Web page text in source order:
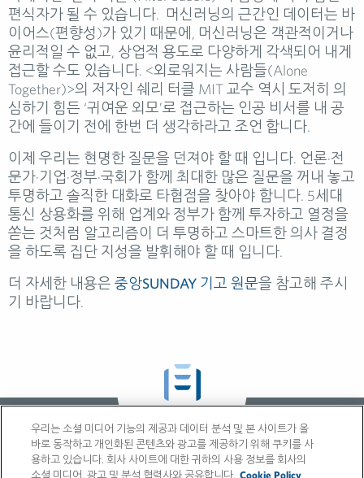
편식자가 될 수 있습니다. 머신러닝의 근간인 데이터는 바
이어스(편향성)가 있기 때문에, 머신러닝은 객관적이거나
윤리적일 수 없고, 상업적 용도로 다양하게 각색되어 내게
접근할 수도 있습니다. <외로워지는 사람들(Alone
Together)>의 저자인 쉐리 터클 MIT 교수 역시 도저히 의
심하기 힘든 ‘귀여운 외모’로 접근하는 인공 비서를 내 공
간에 들이기 전에 한번 더 생각하라고 조언 합니다.
이제 우리는 현명한 질문을 던져야 할 때 입니다. 언론·전
문가·기업·정부·국회가 함께 최대한 많은 질문을 꺼내 놓고
투명하고 솔직한 대화로 타협점을 찾아야 합니다. 5세대
통신 상용화를 위해 업계와 정부가 함께 투자하고 열정을
쏟는 것처럼 알고리즘이 더 투명하고 스마트한 의사 결정
을 하도록 집단 지성을 발휘해야 할 때 입니다.
더 자세한 내용은 중앙SUNDAY 기고 원문을 참고해 주시
기 바랍니다.
우리는 소셜 미디어 기능의 제공과 데이터 분석 및 본 사이트가 올
바로 동작하고 개인화된 콘텐츠와 광고를 제공하기 위해 쿠키를 사
용하고 있습니다. 회사 사이트에 대한 귀하의 사용 정보를 회사의
소셜 미디어, 광고 및 분석 협력사와 공유합니다. Cookie Policy